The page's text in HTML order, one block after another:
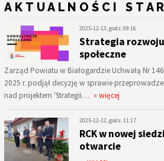
AKTUALNOŚCI
2025-12-13, godz. 09:16
Strategia
społeczne
Zarząd Powiatu w Białogardzie Uchwałą Nr
2025 r. podjął decyzję w sprawie
nad projektem 'Strategii… » więcej
2025-12-12, godz. 11:17
RCK w nowej
otwarcie